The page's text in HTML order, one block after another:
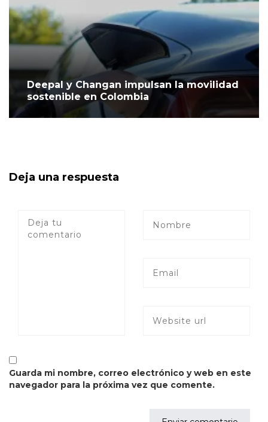
Deepal y Changan impulsan la movilidad
sostenible en Colombia
Deja una respuesta
Guarda mi nombre, correo electrónico y web en este
navegador para la próxima vez que comente.